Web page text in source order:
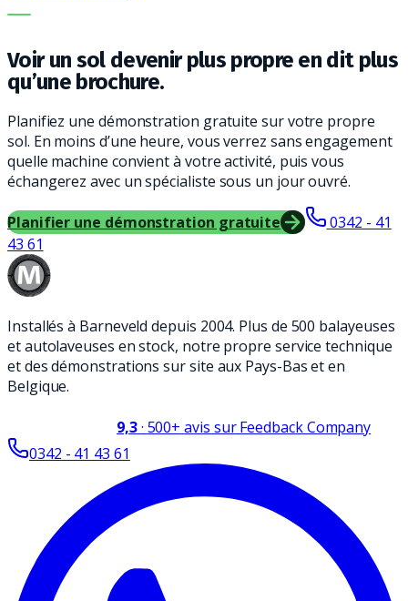
LA BONNE MACHINE. LE MEILLEUR SERVICE.
Voir un sol devenir plus propre en dit plus
qu’une brochure.
Planifiez une démonstration gratuite sur votre propre
sol. En moins d’une heure, vous verrez sans engagement
quelle machine convient à votre activité, puis vous
échangerez avec un spécialiste sous un jour ouvré.
Planifier une démonstration gratuite
0342 - 41
43 61
Installés à Barneveld depuis 2004. Plus de 500 balayeuses
et autolaveuses en stock, notre propre service technique
et des démonstrations sur site aux Pays-Bas et en
Belgique.
9,3· 500+ avis sur Feedback Company
0342 - 41 43 61